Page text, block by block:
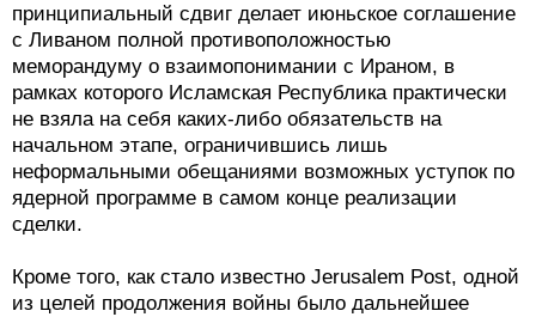
принципиальный сдвиг делает июньское соглашение
с Ливаном полной противоположностью
меморандуму о взаимопонимании с Ираном, в
рамках которого Исламская Республика практически
не взяла на себя каких-либо обязательств на
начальном этапе, ограничившись лишь
неформальными обещаниями возможных уступок по
ядерной программе в самом конце реализации
сделки.
Кроме того, как стало известно Jerusalem Post, одной
из целей продолжения войны было дальнейшее